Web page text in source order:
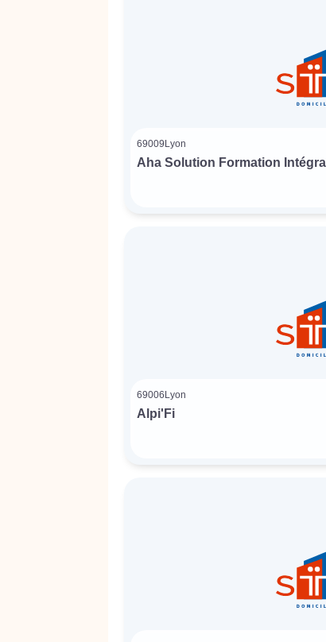
69009 Lyon
Aha Solution Formation
69006 Lyon
Alpi'Fi